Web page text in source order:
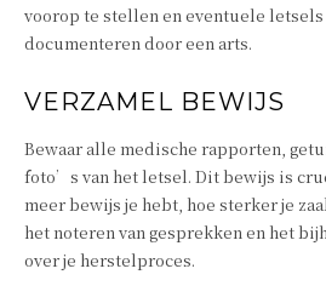
voorop te stellen en eventuele
documenteren door een arts.
VERZAMEL BEWIJS
Bewaar alle medische rapporten,
foto’s van het letsel. Dit bewijs is
meer bewijs je hebt, hoe sterker je
het noteren van gesprekken en het
over je herstelproces.